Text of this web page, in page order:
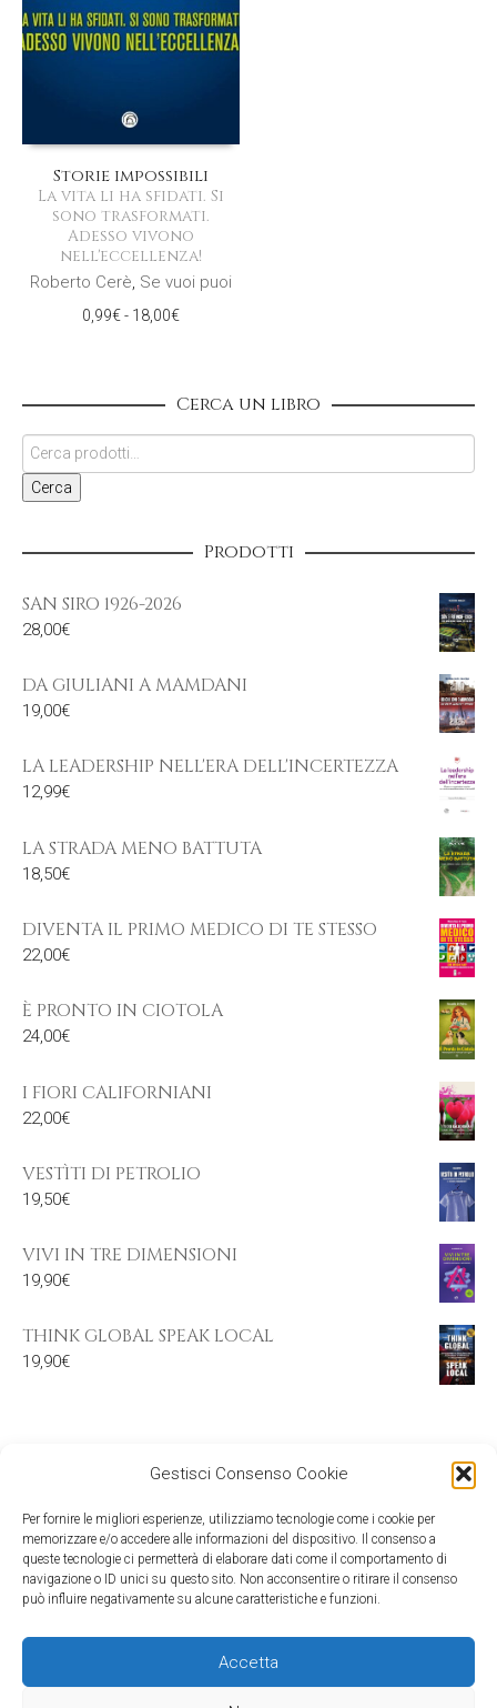
Gestisci Consenso Cookie
Per fornire le migliori esperienze, utilizziamo tecnologie come i cookie per
memorizzare e/o accedere alle informazioni del dispositivo. Il consenso a
queste tecnologie ci permetterà di elaborare dati come il comportamento di
navigazione o ID unici su questo sito. Non acconsentire o ritirare il consenso
può influire negativamente su alcune caratteristiche e funzioni.
Accetta
Storie impossibili
La vita li ha sfidati. Si
sono trasformati.
Adesso vivono
nell'eccellenza!
Roberto Cerè, Se vuoi puoi
0,99€- 18,00€Fascia
0,99€
Cerca un libro
Cerca
Prodotti
SAN SIRO 1926-2026
28,00€
DA GIULIANI A MAMDANI
19,00€
LA LEADERSHIP NELL'ERA DELL'INCERTEZZA
12,99€
LA STRADA MENO BATTUTA
18,50€
DIVENTA IL PRIMO MEDICO DI TE STESSO
22,00€
È PRONTO IN CIOTOLA
24,00€
I FIORI CALIFORNIANI
22,00€
VESTÌTI DI PETROLIO
19,50€
VIVI IN TRE DIMENSIONI
19,90€
THINK GLOBAL SPEAK LOCAL
19,90€
Milano - C.F. e P.IVA: 09524360154